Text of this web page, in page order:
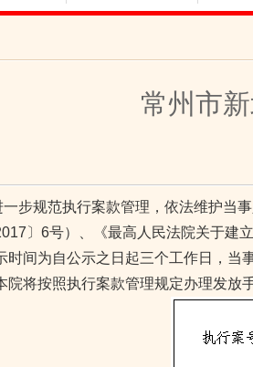
常州市
一步规范执行案款管理，依法维护当
〕 6号）、《最高人民法院关于建
时间为自公示之日起三个工作日，当
院将按照执行案款管理规定办理发放